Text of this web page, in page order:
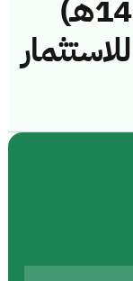
(45114383/ق/1445هـ)